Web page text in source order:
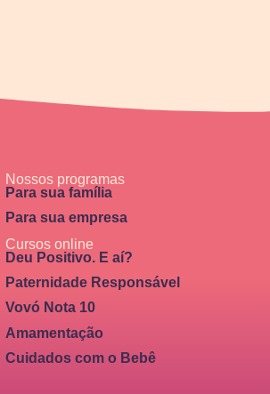
Nossos programas
Para sua família
Para sua empresa
Cursos online
Deu Positivo. E aí?
Paternidade Responsável
Vovó Nota 10
Amamentação
Cuidados com o Bebê